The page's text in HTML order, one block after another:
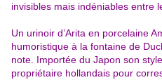
invisibles mais indéniables entre
Un urinoir d’Arita en porcelaine
humoristique à la fontaine de
note. Importée du Japon son
propriétaire hollandais pour